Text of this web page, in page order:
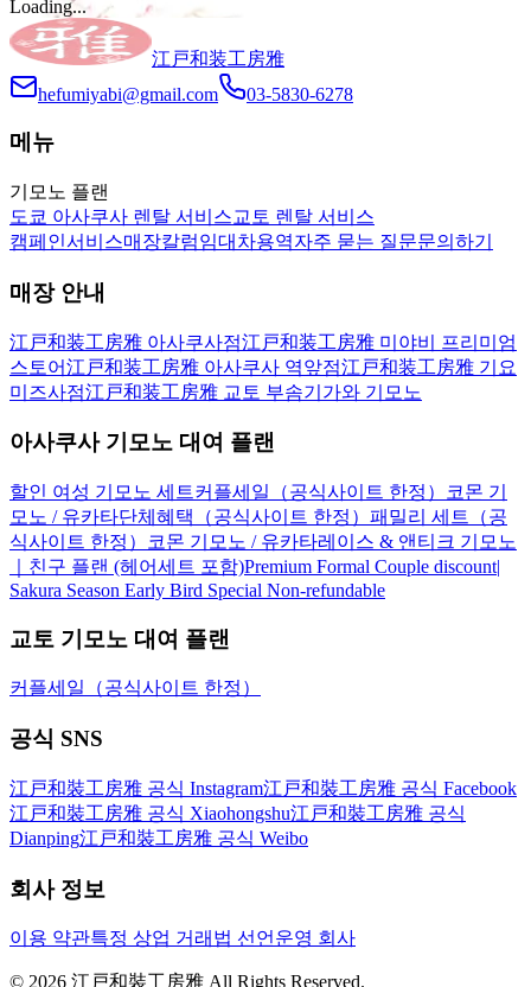
Loading...
江戸和装工房雅
hefumiyabi@gmail.com
03-5830-6278
메뉴
기모노 플랜
도쿄 아사쿠사 렌탈 서비스교토 렌탈 서비스
캠페인서비스매장칼럼임대차용역자주 묻는 질문문의하기
매장 안내
江戸和装工房雅 아사쿠사점江戸和装工房雅 미야비 프리미엄
스토어江戸和装工房雅 아사쿠사 역앞점江戸和装工房雅 기요
미즈사점江戸和装工房雅 교토 부솜기가와 기모노
아사쿠사 기모노 대여 플랜
할인 여성 기모노 세트커플세일（공식사이트 한정）코몬 기
모노 / 유카타단체혜택（공식사이트 한정） 패밀리 세트（공
식사이트 한정）코몬 기모노 / 유카타레이스 & 앤티크 기모노
｜친구 플랜 (헤어세트 포함)Premium Formal Couple discount|
Sakura Season Early Bird Special Non-refundable
교토 기모노 대여 플랜
커플세일（공식사이트 한정）
공식 SNS
江戸和裝工房雅 공식 Instagram江戸和裝工房雅 공식 Facebook
江戸和裝工房雅 공식 Xiaohongshu江戸和裝工房雅 공식
Dianping江戸和裝工房雅 공식 Weibo
회사 정보
이용 약관특정 상업 거래법 선언 운영 회사
© 2026 江戸和裝工房雅 All Rights Reserved.